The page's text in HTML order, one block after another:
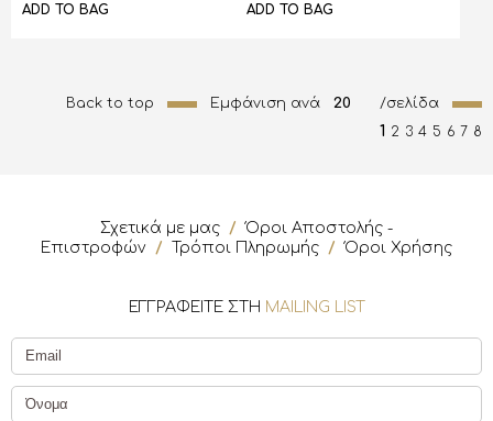
ADD TO BAG
ADD TO BAG
Back to top Εμφάνιση ανά 20 /σελίδα
1 2 3 4 5 6 7 8
Σχετικά με μας /Όροι Αποστολής -
Επιστροφών / Τρόποι Πληρωμής /Όροι Χρήσης
ΕΓΓΡΑΦΕΙΤΕ ΣΤΗ MAILING LIST